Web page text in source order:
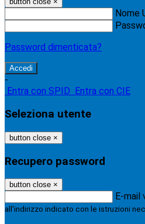
Nome
Password dimenticata?
-
Entra con SPID
Entra con CIE
Seleziona utente
button close ×
Recupero password
button close ×
E-mail
all'indirizzo indicato con le istruzioni